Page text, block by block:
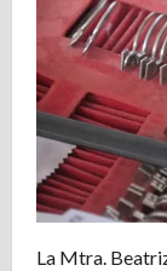
La Mtra.